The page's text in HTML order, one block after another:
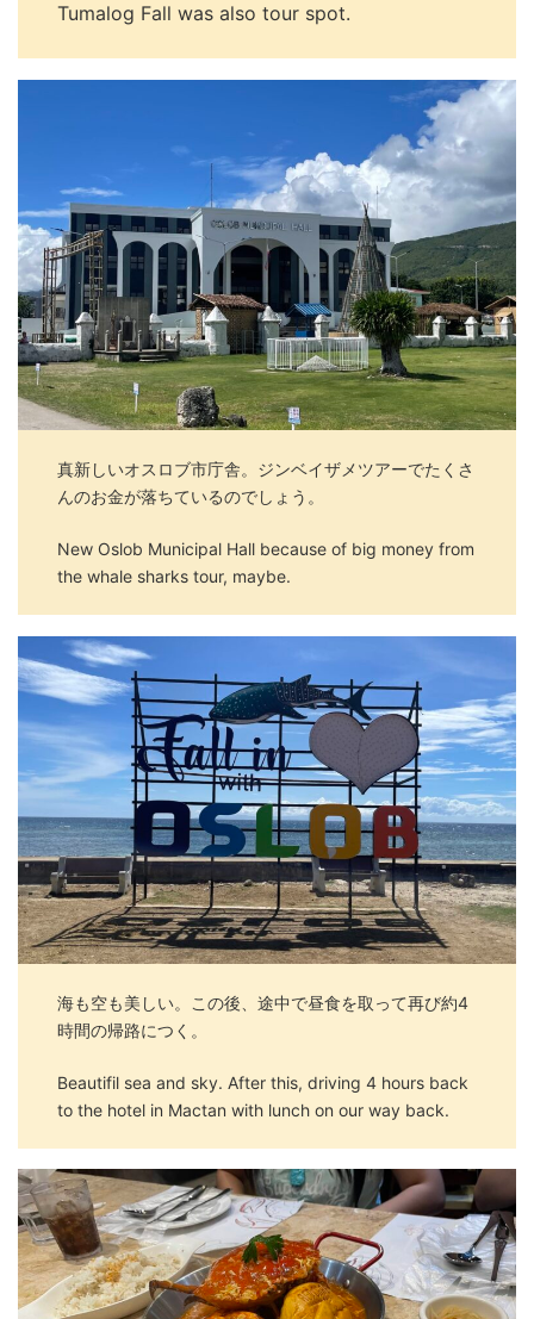
Tumalog Fall was also tour spot.
真新しいオスロブ市庁舎。ジンベイザメツアーでたくさ
んのお金が落ちているのでしょう。
New Oslob Municipal Hall because of big money from
the whale sharks tour, maybe.
海も空も美しい。この後、途中で昼食を取って再び約4
時間の帰路につく。
Beautifil sea and sky. After this, driving 4 hours back
to the hotel in Mactan with lunch on our way back.